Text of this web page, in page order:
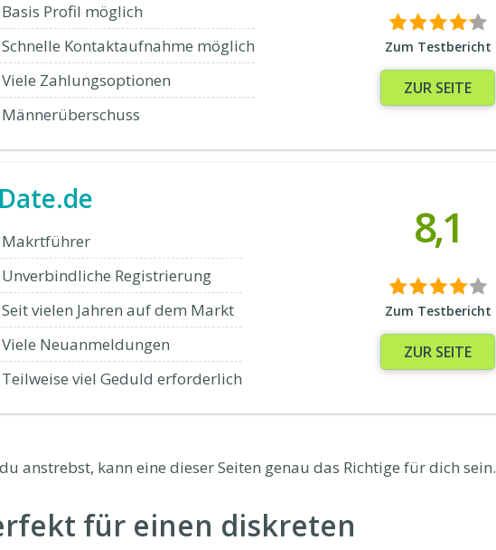
Basis Profil möglich
Schnelle Kontaktaufnahme möglich
Viele Zahlungsoptionen
Männerüberschuss
Zum Testbericht
ZUR SEITE
Makrtführer
Unverbindliche Registrierung
Seit vielen Jahren auf dem Markt
Viele Neuanmeldungen
Teilweise viel Geduld erforderlich
8,1
Zum Testbericht
ZUR SEITE
anstrebst, kann eine dieser Seiten genau das Richtige für dich sein.
für einen diskreten